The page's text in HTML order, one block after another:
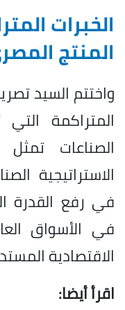
الخبرات
المنتج
واختتم السيد
المتراكمة
الصناعات
الاستراتيجية
في رفع القدرة
في الأسواق
الاقتصادية
اقرأ أيضا: